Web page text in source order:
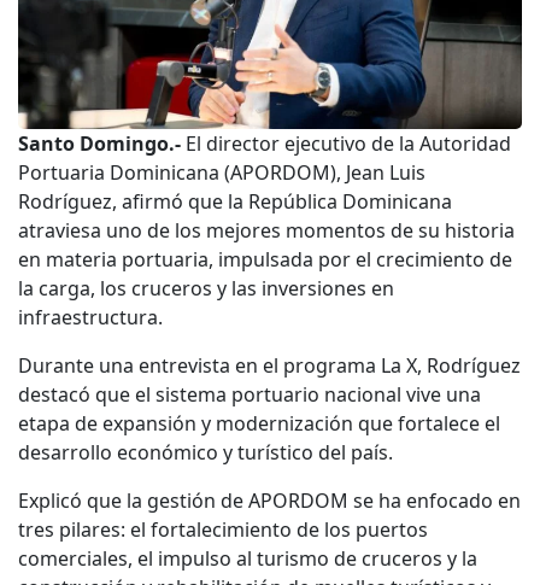
Santo Domingo.- El director ejecutivo de la Autoridad
Portuaria Dominicana (APORDOM), Jean Luis
Rodríguez, afirmó que la República Dominicana
atraviesa uno de los mejores momentos de su historia
en materia portuaria, impulsada por el crecimiento de
la carga, los cruceros y las inversiones en
infraestructura.
Durante una entrevista en el programa La X, Rodríguez
destacó que el sistema portuario nacional vive una
etapa de expansión y modernización que fortalece el
desarrollo económico y turístico del país.
Explicó que la gestión de APORDOM se ha enfocado en
tres pilares: el fortalecimiento de los puertos
comerciales, el impulso al turismo de cruceros y la